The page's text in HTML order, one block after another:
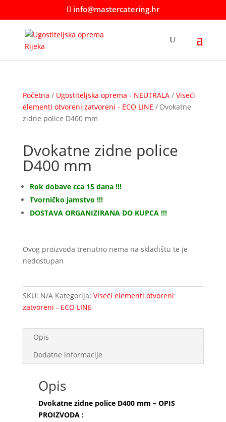
info@mastercatering.hr
Početna / Ugostiteljska oprema - NEUTRALA/ Viseći
elementi otvoreni zatvoreni - ECO LINE / Dvokatne
zidne police D400 mm
Dvokatne zidne police
D400 mm
Rok dobave cca 15 dana !!!
Tvorničko jamstvo !!!
DOSTAVA ORGANIZIRANA DO KUPCA !!!
Ovog proizvoda trenutno nema na skladištu te je
nedostupan
SKU: N/A Kategorija: Viseći elementi otvoreni
zatvoreni - ECO LINE
Opis
Dodatne informacije
Opis
Dvokatne zidne police D400 mm – OPIS
PROIZVODA :